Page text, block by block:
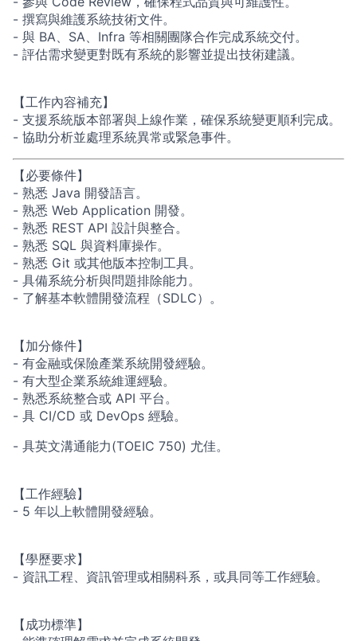
- 撰寫與維護系統技術文件。
- 與 BA、 SA、 Infra 等相關團隊合作完成系統交付。
- 評估需求變更對既有系統的影響並提出技術建議。
【工作內容補充】
- 支援系統版本部署與上線作業，確保系統變更順利完成。
- 協助分析並處理系統異常或緊急事件。
【必要條件】
- 熟悉 Java 開發語言。
- 熟悉 Web Application 開發。
- 熟悉 REST API 設計與整合。
- 熟悉 SQL 與資料庫操作。
- 熟悉 Git 或其他版本控制工具。
- 具備系統分析與問題排除能力。
- 了解基本軟體開發流程（SDLC）。
【加分條件】
- 有金融或保險產業系統開發經驗。
- 有大型企業系統維運經驗。
- 熟悉系統整合或 API 平台。
- 具 CI/CD 或 DevOps 經驗。
- 具英文溝通能力(TOEIC 750) 尤佳。
【工作經驗】
- 5 年以上軟體開發經驗。
【學歷要求】
- 資訊工程、資訊管理或相關科系，或具同等工作經驗。
【成功標準】